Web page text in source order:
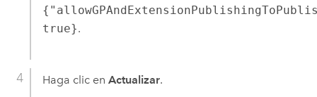
true}.
Haga clic en Actualizar.